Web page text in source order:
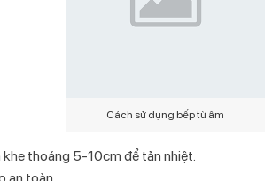
Cách sử dụng bếp từ âm
thoáng 5-10cm để tản nhiệt.